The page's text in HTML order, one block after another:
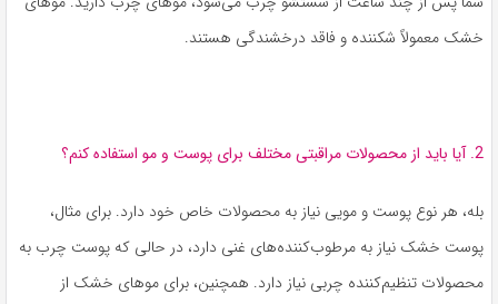
خشک معمولاً شکننده و فاقد درخشندگی هستند.
2. آیا باید از محصولات مراقبتی مختلف برای پوست و مو استفاده کنم؟
بله، هر نوع پوست و مویی نیاز به محصولات خاص خود دارد. برای مثال،
پوست خشک نیاز به مرطوب‌کننده‌های غنی دارد، در حالی که پوست چرب به
محصولات تنظیم‌کننده چربی نیاز دارد. همچنین، برای موهای خشک از